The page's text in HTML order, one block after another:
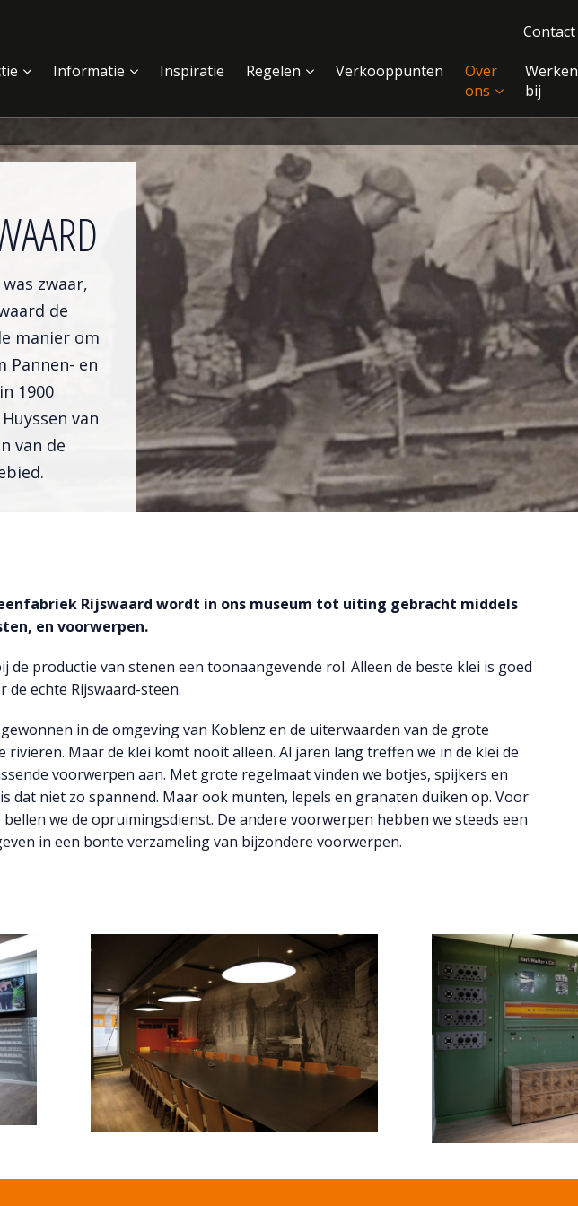
Contact
Informatie Inspiratie Regelen Verkooppunten
Over
ons
Werken
bij
zwaar,
de
manier om
Pannen- en
1900
van
van de
Rijswaard wordt in ons museum tot uiting gebracht middels
en voorwerpen.
de productie van stenen een toonaangevende rol. Alleen de beste klei is goed
de echte Rijswaard-steen.
in de omgeving van Koblenz en de uiterwaarden van de grote
rivieren. Maar de klei komt nooit alleen. Al jaren lang treffen we in de klei de
voorwerpen aan. Met grote regelmaat vinden we botjes, spijkers en
dat niet zo spannend. Maar ook munten, lepels en granaten duiken op. Voor
bellen we de opruimingsdienst. De andere voorwerpen hebben we steeds een
in een bonte verzameling van bijzondere voorwerpen.